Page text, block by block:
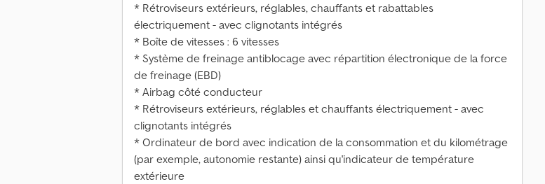
* Rétroviseurs extérieurs, réglables, chauffants et rabattables
électriquement - avec clignotants intégrés
* Boîte de vitesses : 6 vitesses
* Système de freinage antiblocage avec répartition électronique de la force
de freinage (EBD)
* Airbag côté conducteur
* Rétroviseurs extérieurs, réglables et chauffants électriquement - avec
clignotants intégrés
* Ordinateur de bord avec indication de la consommation et du kilométrage
(par exemple, autonomie restante) ainsi qu'indicateur de température
extérieure